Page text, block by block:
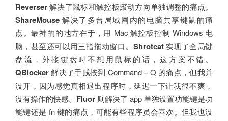
Reverser解决了鼠标和触控板滚动方向单独调整的痛点。
ShareMouse解决了多台局域网内的电脑共享键鼠的痛
点。最神的的地方在于，用 Mac 触控板控制 Windows 电
脑，甚至还可以用三指拖动窗口。 Shrotcat实现了全局键
盘流，外接键盘时不想用鼠标的话，这方案不错。
QBlocker解决了手贱按到 Command＋Q 的痛点，但我并
没开，因为感觉真相退出程序时，延迟一下让我很不爽，
没有操作的快感。 Fluor则解决了 app 单独设置功能键是功
能键还是 fn 键的痛点，可能有些程序员会喜欢。但我也没